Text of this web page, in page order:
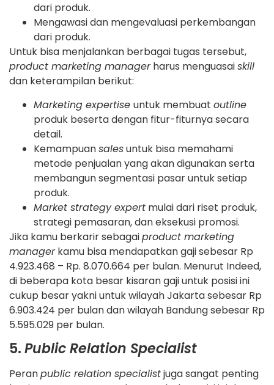
dari produk.
Mengawasi dan mengevaluasi perkembangan
dari produk.
Untuk bisa menjalankan berbagai tugas tersebut,
product marketing managerharus menguasaiskill
dan keterampilan berikut:
Marketing expertise untuk membuat outline
produk beserta dengan fitur-fiturnya secara
detail.
Kemampuansalesuntuk bisa memahami
metode penjualan yang akan digunakan serta
membangun segmentasi pasar untuk setiap
produk.
Market strategy expert mulai dari riset produk,
strategi pemasaran, dan eksekusi promosi.
Jika kamu berkarir sebagaiproduct marketing
managerkamu bisa mendapatkan gaji sebesar Rp
4.923.468 – Rp. 8.070.664 per bulan. Menurut Indeed,
di beberapa kota besar kisaran gaji untuk posisi ini
cukup besar yakni untuk wilayah Jakarta sebesar Rp
6.903.424 per bulan dan wilayah Bandung sebesar Rp
5.595.029 per bulan.
5.Public Relation Specialist
Peranpublic relation specialistjuga sangat penting